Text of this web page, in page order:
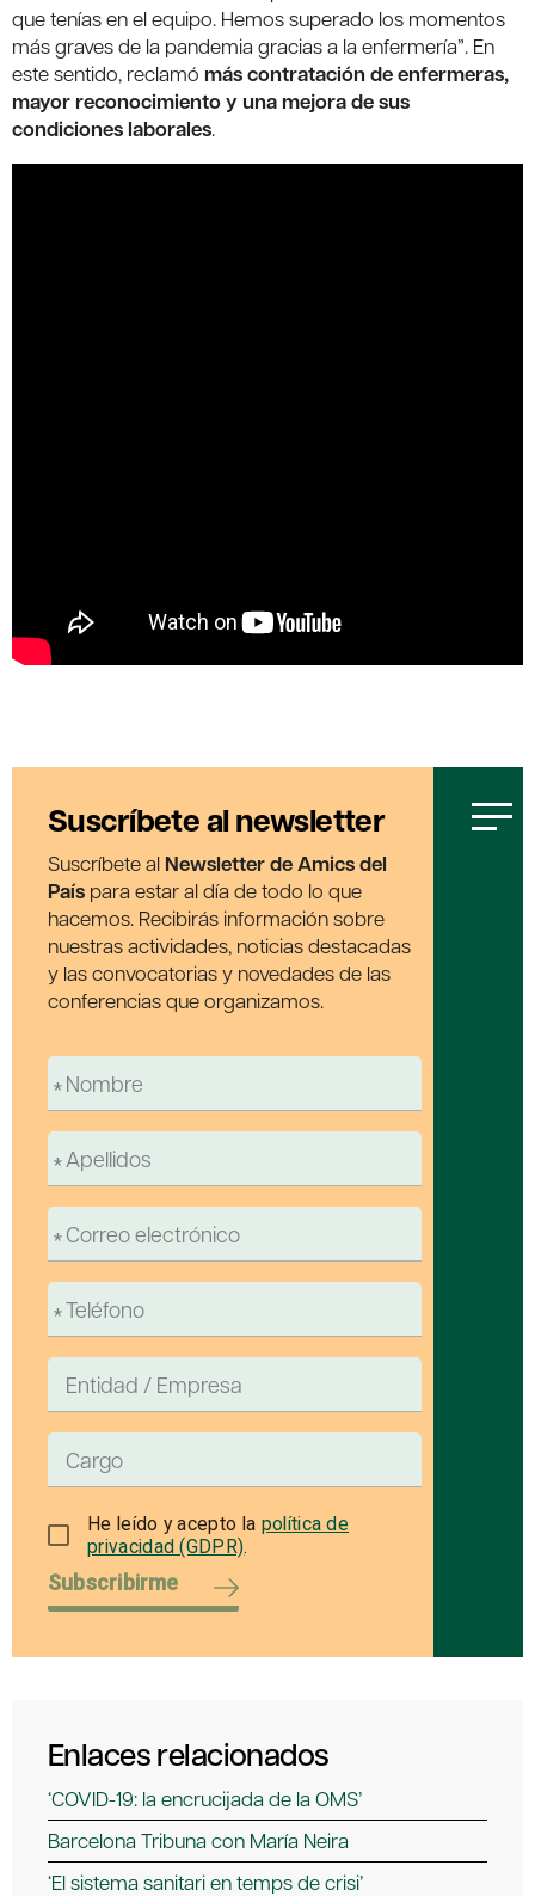
que tenías en el equipo. Hemos superado los momentos
más graves de la pandemia gracias a la enfermería”. En
este sentido, reclamó más contratación de enfermeras,
mayor reconocimiento y una mejora de sus
condiciones laborales.
Suscríbete al newsletter
Suscríbete al Newsletter de Amics del
País para estar al día de todo lo que
hacemos. Recibirás información sobre
nuestras actividades, noticias destacadas
y las convocatorias y novedades de las
conferencias que organizamos.
He leído y acepto la política de
privacidad (GDPR).
Subscribirme
Enlaces relacionados
‘COVID-19: la encrucijada de la OMS’
Barcelona Tribuna con María Neira
‘El sistema sanitari en temps de crisi’